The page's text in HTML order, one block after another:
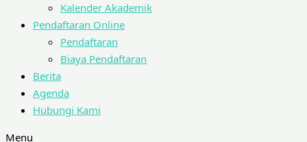
Kalender Akademik
Pendaftaran Online
Pendaftaran
Biaya Pendaftaran
Berita
Agenda
Hubungi Kami
Menu